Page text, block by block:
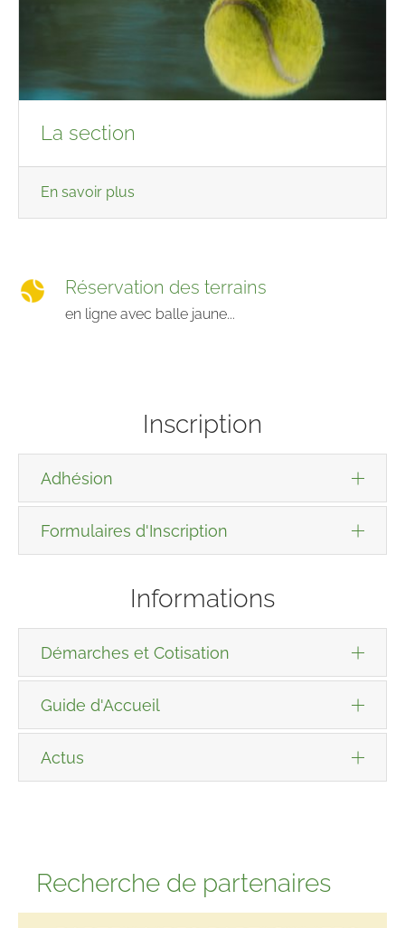
La section
En savoir plus
Réservation des terrains
en ligne avec balle jaune...
Inscription
Adhésion
Formulaires d'Inscription
Informations
Démarches et Cotisation
Guide d'Accueil
Actus
Recherche de partenaires